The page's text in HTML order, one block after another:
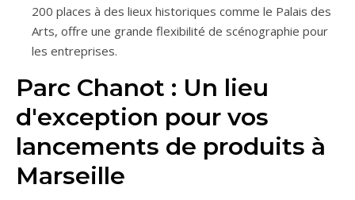
200 places à des lieux historiques comme le Palais des
Arts, offre une grande flexibilité de scénographie pour
les entreprises.
Parc Chanot : Un lieu
d'exception pour vos
lancements de produits à
Marseille